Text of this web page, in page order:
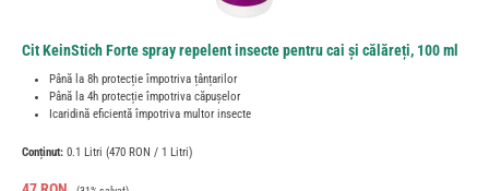
Cit KeinStich Forte spray repelent insecte pentru cai și călăreți, 100 ml
Până la 8h protecție împotriva țânțarilor
Până la 4h protecție împotriva căpușelor
Icaridină eficientă împotriva multor insecte
Conținut: 0.1 Litri (470 RON / 1 Litri)
Preț obișnuit: